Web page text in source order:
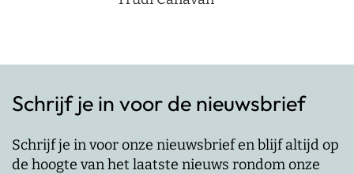
Schrijf je in voor de nieuwsbrief
Schrijf je in voor onze nieuwsbrief en blijf altijd op
de hoogte van het laatste nieuws rondom onze